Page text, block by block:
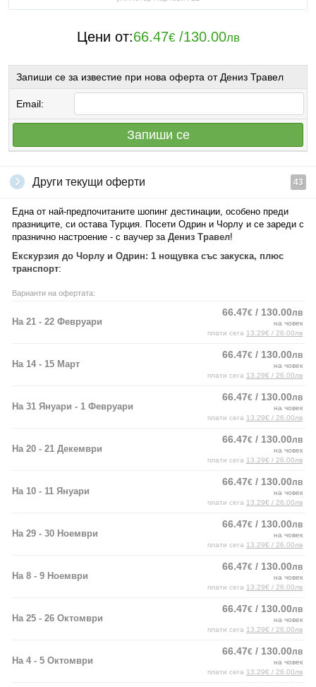
Цени от:66.47€/130.00лв
Запиши се за известие при нова оферта от Дениз Травел
Email:
Запиши се
Други текущи оферти 43
Една от най-предпочитаните шопинг дестинации, особено преди
празниците, си остава Турция. Посети Одрин и Чорлу и се зареди с
празнично настроение - с ваучер за Дениз Травел!
Екскурзия до Чорлу и Одрин: 1 нощувка със закуска, плюс
транспорт:
Варианти на офертата:
На 21 - 22 Февруари
66.47€ / 130.00лв
на човек
плати сега 13.29€ / 26.00лв
На 14 - 15 Март
66.47€ / 130.00лв
на човек
плати сега 13.29€ / 26.00лв
На 31 Януари - 1 Февруари
66.47€ / 130.00лв
на човек
плати сега 13.29€ / 26.00лв
На 20 - 21 Декември
66.47€ / 130.00лв
на човек
плати сега 13.29€ / 26.00лв
На 10 - 11 Януари
66.47€ / 130.00лв
на човек
плати сега 13.29€ / 26.00лв
На 29 - 30 Ноември
66.47€ / 130.00лв
на човек
плати сега 13.29€ / 26.00лв
На 8 - 9 Ноември
66.47€ / 130.00лв
на човек
плати сега 13.29€ / 26.00лв
На 25 - 26 Октомври
66.47€ / 130.00лв
на човек
плати сега 13.29€ / 26.00лв
На 4 - 5 Октомври
66.47€ / 130.00лв
на човек
плати сега 13.29€ / 26.00лв